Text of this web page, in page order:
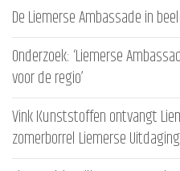
De Liemerse Ambassade in
Onderzoek: ‘Liemerse
voor de regio’
Vink Kunststoffen ontvangt
zomerborrel Liemerse Uitdaging